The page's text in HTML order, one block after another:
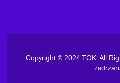
Copyright © 2024 TOK. All